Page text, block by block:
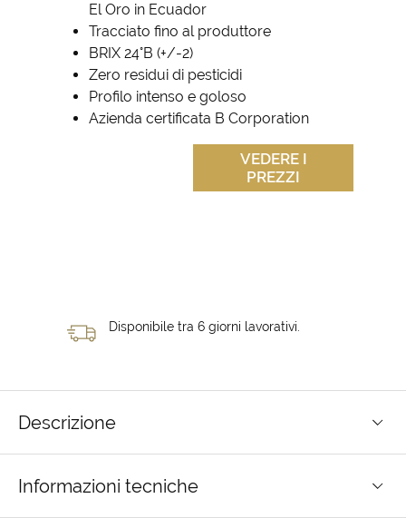
El Oro in Ecuador
Tracciato fino al produttore
BRIX 24°B (+/-2)
Zero residui di pesticidi
Profilo intenso e goloso
Azienda certificata B Corporation
VEDERE I
PREZZI
Disponibile tra 6 giorni lavorativi.
Descrizione
Informazioni tecniche